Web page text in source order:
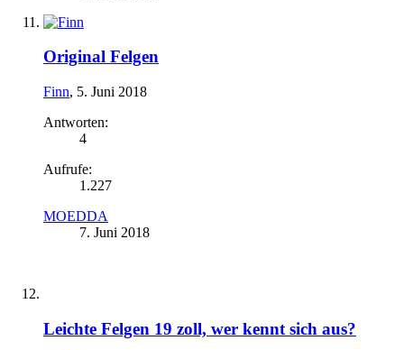
Original Felgen
Finn, 5. Juni 2018
Antworten:
4
Aufrufe:
1.227
MOEDDA
7. Juni 2018
Leichte Felgen 19 zoll, wer kennt sich aus?